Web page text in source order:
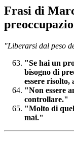
Frasi di
"Liberarsi dal peso
"Se hai un
bisogno di
essere
"Non essere
controllare."
"Molto di
mai."